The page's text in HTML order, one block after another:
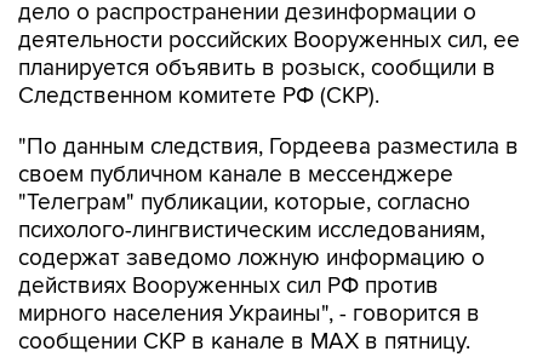
дело о распространении дезинформации о
деятельности российских Вооруженных сил, ее
планируется объявить в розыск, сообщили в
Следственном комитете РФ (СКР).
"По данным следствия, Гордеева разместила в
своем публичном канале в мессенджере
"Телеграм" публикации, которые, согласно
психолого-лингвистическим исследованиям,
содержат заведомо ложную информацию о
действиях Вооруженных сил РФ против
мирного населения Украины", - говорится в
сообщении СКР в канале в MAX в пятницу.